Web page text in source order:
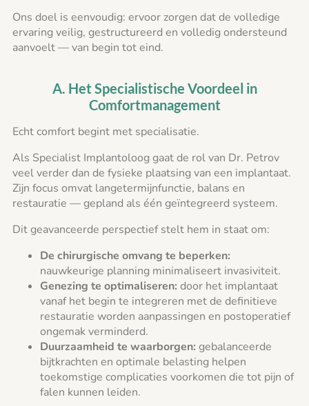
Ons doel is eenvoudig: ervoor zorgen dat de volledige
ervaring veilig, gestructureerd en volledig ondersteund
aanvoelt — van begin tot eind.
A. Het Specialistische Voordeel in
Comfortmanagement
Echt comfort begint met specialisatie.
Als Specialist Implantoloog gaat de rol van Dr. Petrov
veel verder dan de fysieke plaatsing van een implantaat.
Zijn focus omvat langetermijnfunctie, balans en
restauratie — gepland als één geïntegreerd systeem.
Dit geavanceerde perspectief stelt hem in staat om:
De chirurgische omvang te beperken:
nauwkeurige planning minimaliseert invasiviteit.
Genezing te optimaliseren: door het implantaat
vanaf het begin te integreren met de definitieve
restauratie worden aanpassingen en postoperatief
ongemak verminderd.
Duurzaamheid te waarborgen: gebalanceerde
bijtkrachten en optimale belasting helpen
toekomstige complicaties voorkomen die tot pijn of
falen kunnen leiden.